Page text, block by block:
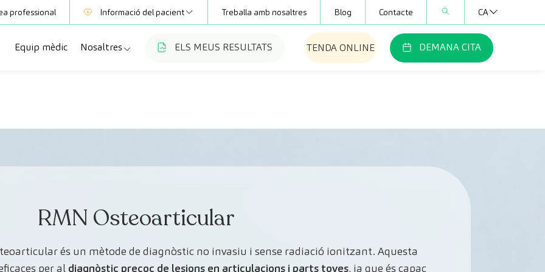
professional Informació del pacient
Mútues
Treballa amb nosaltres Blog Contacte CA
mèdiques
Equip mèdic Nosaltres
Preguntes freqüents
ELS MEUS RESULTATS TENDA ONLINE DEMANA CITA
RMN Osteoarticular
és un mètode de diagnòstic no invasiu i sense radiació ionitzant. Aquesta
per al diagnòstic precoç de lesions en articulacions i parts toves, ja que és capaç